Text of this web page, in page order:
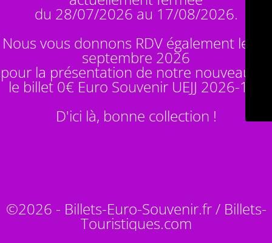
du 28/07/2026 au 17/08/2026.
Nous vous donnons RDV également le 14
septembre 2026
pour la présentation de notre nouveauté :
le billet 0€ Euro Souvenir UEJJ 2026-10
D'ici là, bonne collection !
©2026 - Billets-Euro-Souvenir.fr / Billets-
Touristiques.com